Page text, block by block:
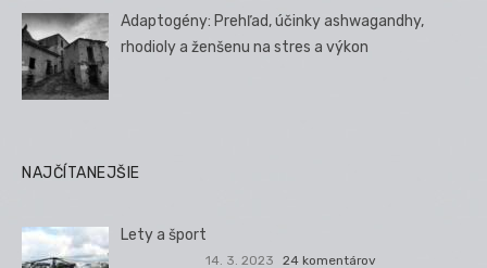
Adaptogény: Prehľad, účinky ashwagandhy,
rhodioly a ženšenu na stres a výkon
NAJČÍTANEJŠIE
Lety a šport
14. 3. 2023 24 komentárov